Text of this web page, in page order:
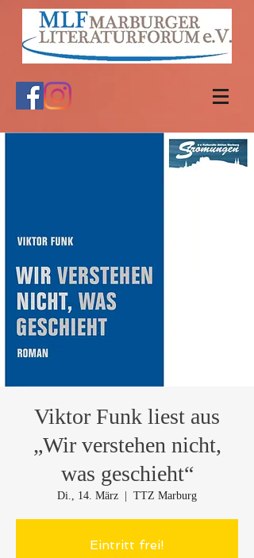
Viktor Funk liest aus
„Wir verstehen nicht,
was geschieht“
Di., 14. März TTZ Marburg
Eintritt frei!